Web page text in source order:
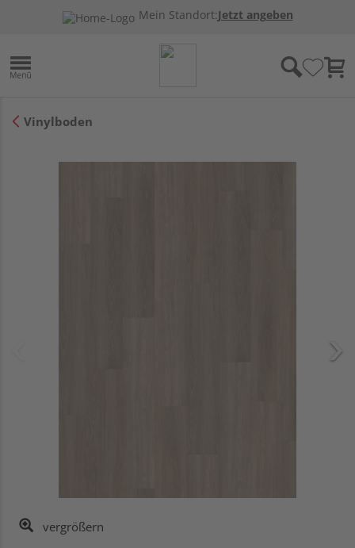
Mein Standort:Jetzt angeben
Vinylboden
vergrößern